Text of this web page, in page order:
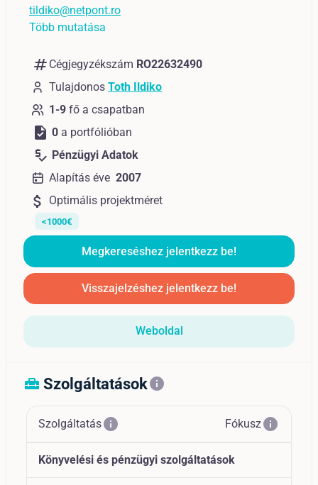
tildiko@netpont.ro
Több mutatása
numbers Cégjegyzékszám RO22632490
Tulajdonos Toth Ildiko
1-9 fő a csapatban
task 0 a portfólióban
price_check Pénzügyi Adatok
Alapítás éve 2007
attach_money Optimális projektméret
<1000€
Megkereséshez jelentkezz be!
Visszajelzéshez jelentkezz be!
Weboldal
home_repair_service Szolgáltatásokinfo
Szolgáltatásinfo Fókuszinfo
Könyvelési és pénzügyi szolgáltatások